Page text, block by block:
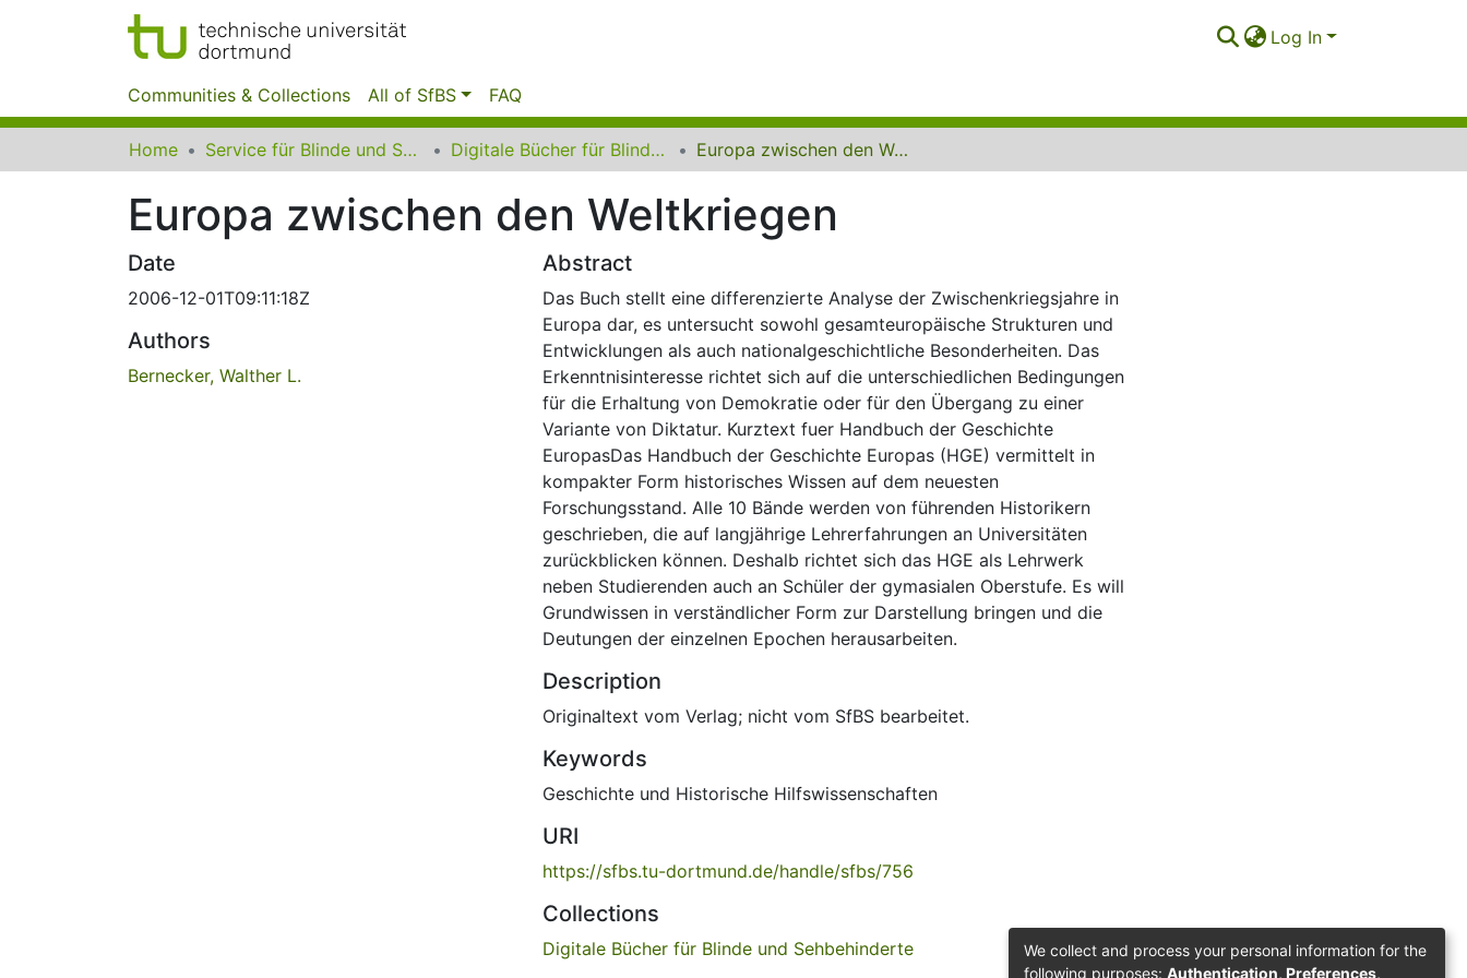
Log In
Communities & Collections All of SfBS FAQ
Home Service für Blinde und Sehbehinderte der UB Dortmund Digitale Bücher für Blinde und Sehbehinderte Europa zwischen den Weltkriegen
Europa zwischen den Weltkriegen
Date
2006-12-01T09:11:18Z
Authors
Bernecker, Walther L.
Abstract
Das Buch stellt eine differenzierte Analyse der Zwischenkriegsjahre in
Europa dar, es untersucht sowohl gesamteuropäische Strukturen und
Entwicklungen als auch nationalgeschichtliche Besonderheiten. Das
Erkenntnisinteresse richtet sich auf die unterschiedlichen Bedingungen
für die Erhaltung von Demokratie oder für den Übergang zu einer
Variante von Diktatur. Kurztext fuer Handbuch der Geschichte
EuropasDas Handbuch der Geschichte Europas (HGE) vermittelt in
kompakter Form historisches Wissen auf dem neuesten
Forschungsstand. Alle 10 Bände werden von führenden Historikern
geschrieben, die auf langjährige Lehrerfahrungen an Universitäten
zurückblicken können. Deshalb richtet sich das HGE als Lehrwerk
neben Studierenden auch an Schüler der gymasialen Oberstufe. Es will
Grundwissen in verständlicher Form zur Darstellung bringen und die
Deutungen der einzelnen Epochen herausarbeiten.
Description
Originaltext vom Verlag; nicht vom SfBS bearbeitet.
Keywords
Geschichte und Historische Hilfswissenschaften
URI
https://sfbs.tu-dortmund.de/handle/sfbs/756
Collections
Digitale Bücher für Blinde und Sehbehinderte
We collect and process your personal information for the
following purposes: Authentication, Preferences,